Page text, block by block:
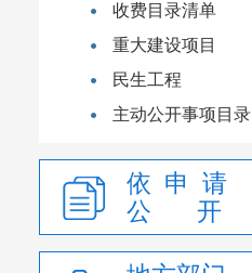
收费目录清单
重大建设项目
民生工程
主动公开事项目录
依 申 请
公 开